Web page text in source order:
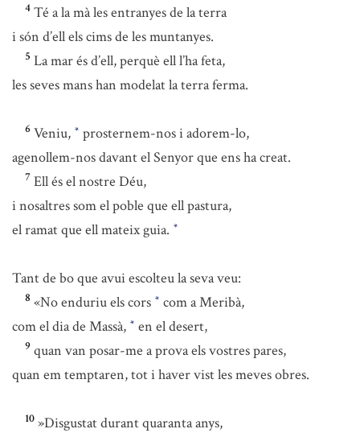
4 Té a la mà les entranyes de la terra
i són d’ell els cims de les muntanyes.
5 La mar és d’ell, perquè ell l’ha feta,
les seves mans han modelat la terra ferma.
6 Veniu, * prosternem-nos i adorem-lo,
agenollem-nos davant el Senyor que ens ha creat.
7 Ell és el nostre Déu,
i nosaltres som el poble que ell pastura,
el ramat que ell mateix guia. *
Tant de bo que avui escolteu la seva veu:
8 «No enduriu els cors * com a Meribà,
com el dia de Massà, * en el desert,
9 quan van posar-me a prova els vostres pares,
quan em temptaren, tot i haver vist les meves obres.
10 »Disgustat durant quaranta anys,